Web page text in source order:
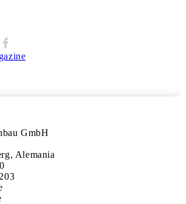
GmbH
Alemania